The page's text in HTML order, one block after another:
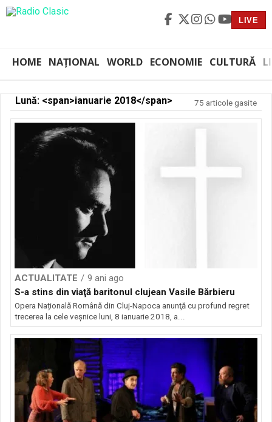
LIVE
HOME NAȚIONAL WORLD ECONOMIE CULTURĂ
Lună: <span>ianuarie 2018</span> 75 articole gasite
ACTUALITATE
9 ani ago
S-a stins din viaţă baritonul clujean Vasile Bărbieru
Opera Națională Română din Cluj-Napoca anunţă cu profund regret
trecerea la cele veșnice luni, 8 ianuarie 2018, a...